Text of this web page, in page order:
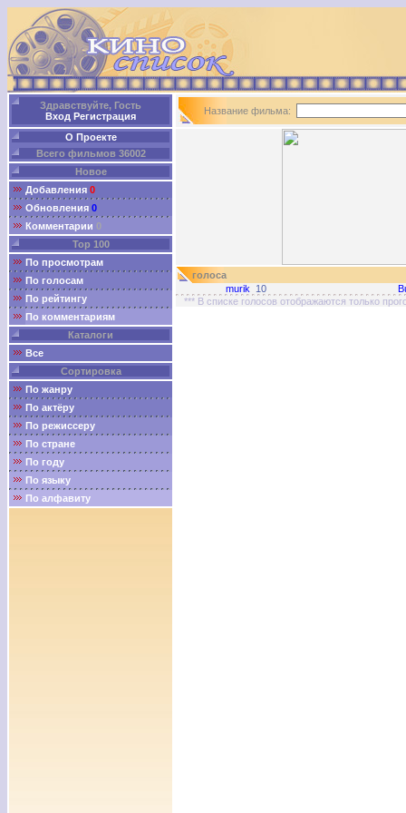
Здравствуйте, Гость
Вход Регистрация
О Проекте
Всего фильмов 36002
Новое
Добавления 0
Обновления 0
Комментарии 0
Top 100
По просмотрам
По голосам
По рейтингу
По комментариям
Каталоги
Все
Сортировка
По жанру
По актёру
По режиссеру
По стране
По году
По языку
По алфавиту
Название фильма:
голоса
murik 10
*** В списке голосов отображаются только